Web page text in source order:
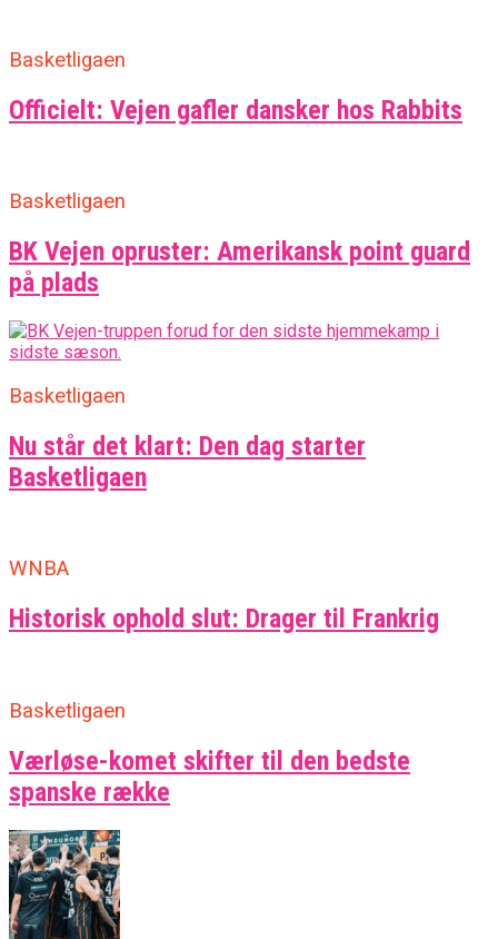
Basketligaen
Officielt: Vejen gafler dansker hos Rabbits
Basketligaen
BK Vejen opruster: Amerikansk point guard
på plads
Basketligaen
Nu står det klart: Den dag starter
Basketligaen
WNBA
Historisk ophold slut: Drager til Frankrig
Basketligaen
Værløse-komet skifter til den bedste
spanske række